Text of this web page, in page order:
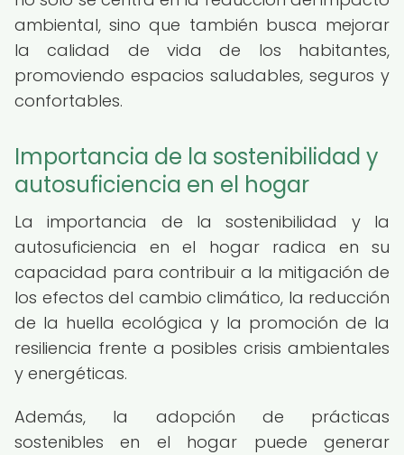
ambiental, sino que también busca mejorar
la calidad de vida de los habitantes,
promoviendo espacios saludables, seguros y
confortables.
Importancia de la sostenibilidad y
autosuficiencia en el hogar
La importancia de la sostenibilidad y la
autosuficiencia en el hogar radica en su
capacidad para contribuir a la mitigación de
los efectos del cambio climático, la reducción
de la huella ecológica y la promoción de la
resiliencia frente a posibles crisis ambientales
y energéticas.
Además, la adopción de prácticas
sostenibles en el hogar puede generar